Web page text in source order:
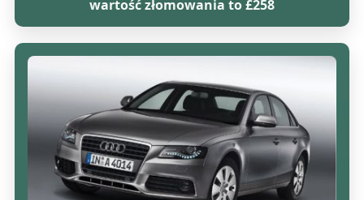
wartość złomowania to £258